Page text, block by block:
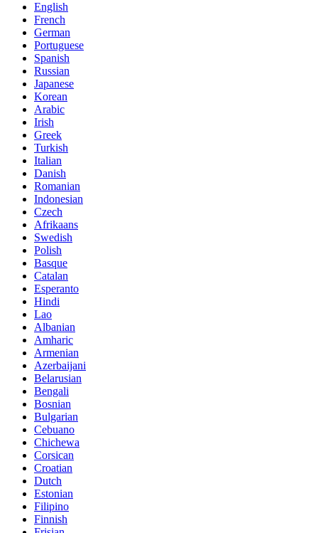
English
French
German
Portuguese
Spanish
Russian
Japanese
Korean
Arabic
Irish
Greek
Turkish
Italian
Danish
Romanian
Indonesian
Czech
Afrikaans
Swedish
Polish
Basque
Catalan
Esperanto
Hindi
Lao
Albanian
Amharic
Armenian
Azerbaijani
Belarusian
Bengali
Bosnian
Bulgarian
Cebuano
Chichewa
Corsican
Croatian
Dutch
Estonian
Filipino
Finnish